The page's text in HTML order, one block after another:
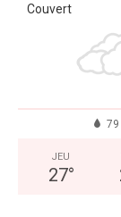
Couvert
79
JEU
27°